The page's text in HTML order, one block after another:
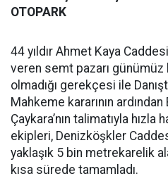
OTOPARK
44 yıldır Ahmet Kaya
veren semt pazarı günümüz
olmadığı gerekçesi ile
Mahkeme kararının
Çaykara’nın talimatıyla
ekipleri, Denizköşkler
yaklaşık 5 bin metrekarelik
kısa sürede tamamladı.